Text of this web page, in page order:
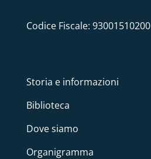
Codice Fiscale: 93001510200
Storia e informazioni
Biblioteca
Dove siamo
Organigramma